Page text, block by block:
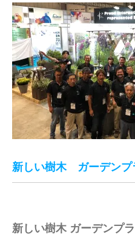
新しい樹木 ガーデンプ
新しい樹木 ガーデンプ